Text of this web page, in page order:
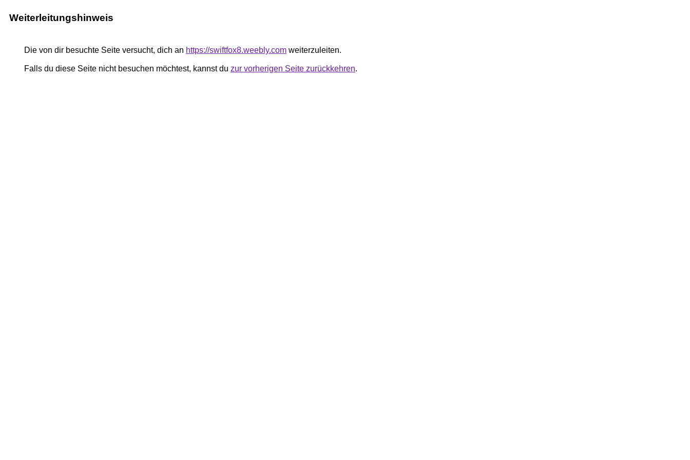
Weiterleitungshinweis
Die von dir besuchte Seite versucht, dich an https://swiftfox8.weebly.com weiterzuleiten.
Falls du diese Seite nicht besuchen möchtest, kannst du zur vorherigen Seite zurückkehren.